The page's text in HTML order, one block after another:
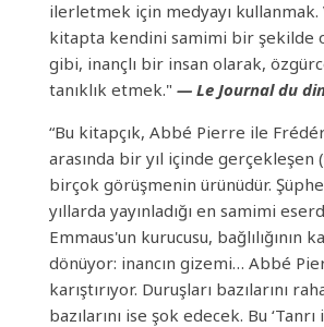
ilerletmek için medyayı kullanmak.
kitapta kendini samimi bir şekilde
gibi, inançlı bir insan olarak,
tanıklık etmek." — Le Journal du
“Bu kitapçık, Abbé Pierre ile
arasında bir yıl içinde gerçekleşen
birçok görüşmenin ürünüdür.
yıllarda yayınladığı en samimi
Emmaus'un kurucusu, bağlılığının
dönüyor: inancın gizemi… Abbé
karıştırıyor. Duruşları bazılarını
bazılarını ise şok edecek. Bu ‘Tanrı